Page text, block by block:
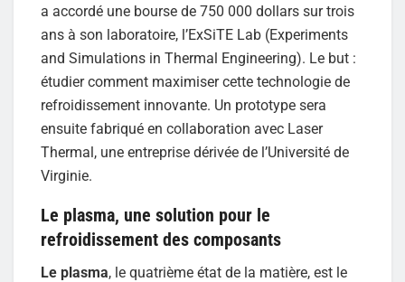
a accordé une bourse de 750 000 dollars sur trois
ans à son laboratoire, l’ExSiTE Lab (Experiments
and Simulations in Thermal Engineering). Le but :
étudier comment maximiser cette technologie de
refroidissement innovante. Un prototype sera
ensuite fabriqué en collaboration avec Laser
Thermal, une entreprise dérivée de l’Université de
Virginie.
Le plasma, une solution pour le
refroidissement des composants
Le plasma, le quatrième état de la matière, est le